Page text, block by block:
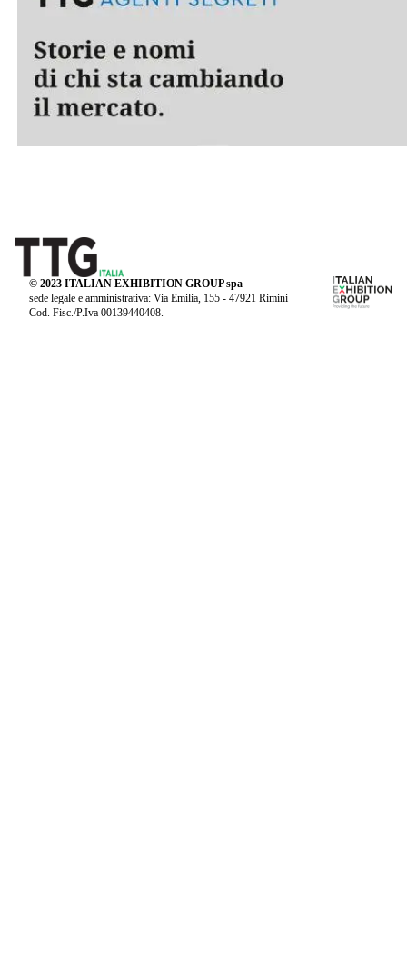
© 2023 ITALIAN EXHIBITION GROUP spa
sede legale e amministrativa: Via Emilia, 155 - 47921 Rimini
Cod. Fisc./P.Iva 00139440408.